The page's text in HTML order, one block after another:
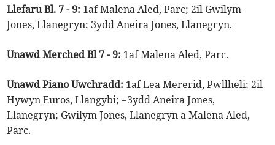
Llefaru Bl. 7 - 9: 1af Malena Aled, Parc; 2il Gwilym
Jones, Llanegryn; 3ydd Aneira Jones, Llanegryn.
Unawd Merched Bl 7 - 9: 1af Malena Aled, Parc.
Unawd Piano Uwchradd: 1af Lea Mererid, Pwllheli; 2il
Hywyn Euros, Llangybi; =3ydd Aneira Jones,
Llanegryn; Gwilym Jones, Llanegryn a Malena Aled,
Parc.